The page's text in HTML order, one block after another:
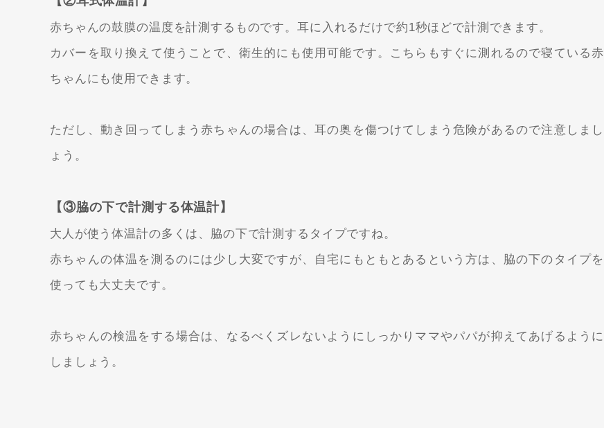
赤ちゃんの鼓膜の温度を計測するものです。耳に入れるだけで約1秒ほどで計測できます。
カバーを取り換えて使うことで、衛生的にも使用可能です。こちらもすぐに測れるので寝ている赤
ちゃんにも使用できます。
ただし、動き回ってしまう赤ちゃんの場合は、耳の奥を傷つけてしまう危険があるので注意しまし
ょう。
【③脇の下で計測する体温計】
大人が使う体温計の多くは、脇の下で計測するタイプですね。
赤ちゃんの体温を測るのには少し大変ですが、自宅にもともとあるという方は、脇の下のタイプを
使っても大丈夫です。
赤ちゃんの検温をする場合は、なるべくズレないようにしっかりママやパパが抑えてあげるように
しましょう。